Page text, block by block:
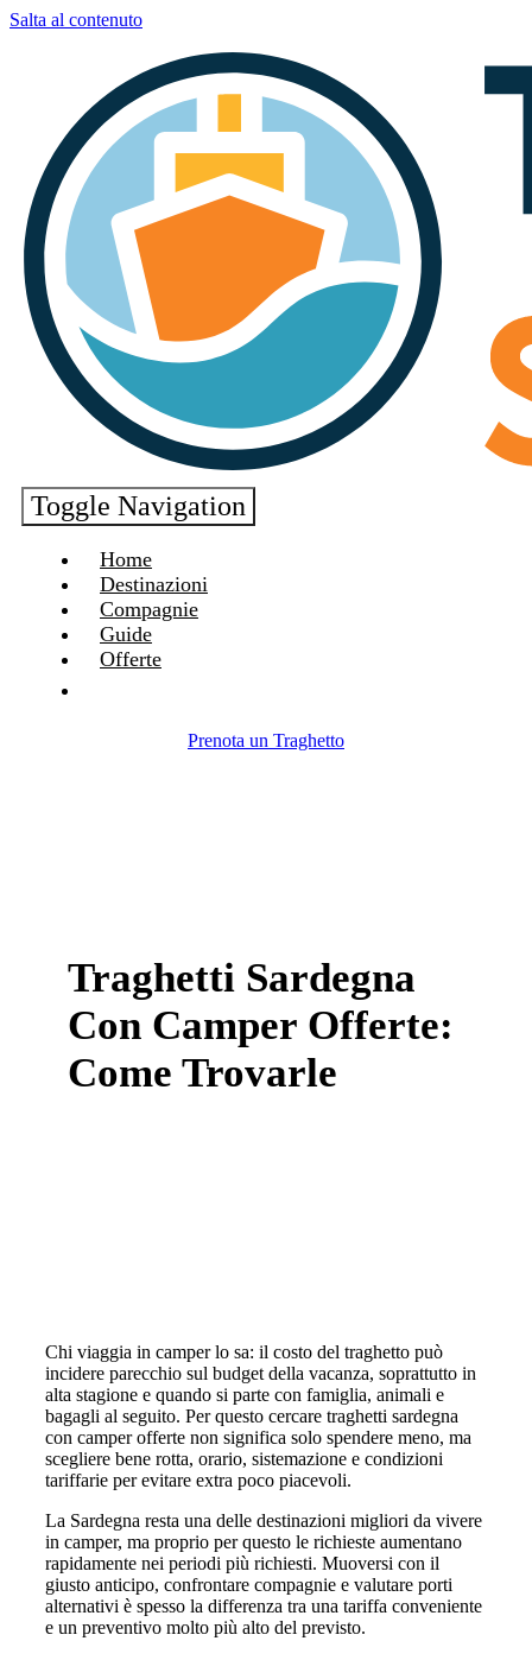
Salta al contenuto
Toggle Navigation
Home
Destinazioni
Compagnie
Guide
Offerte
Prenota un Traghetto
Traghetti Sardegna
Con Camper Offerte:
Come Trovarle
Chi viaggia in camper lo sa: il costo del traghetto può
incidere parecchio sul budget della vacanza, soprattutto in
alta stagione e quando si parte con famiglia, animali e
bagagli al seguito. Per questo cercare traghetti sardegna
con camper offerte non significa solo spendere meno, ma
scegliere bene rotta, orario, sistemazione e condizioni
tariffarie per evitare extra poco piacevoli.
La Sardegna resta una delle destinazioni migliori da vivere
in camper, ma proprio per questo le richieste aumentano
rapidamente nei periodi più richiesti. Muoversi con il
giusto anticipo, confrontare compagnie e valutare porti
alternativi è spesso la differenza tra una tariffa conveniente
e un preventivo molto più alto del previsto.